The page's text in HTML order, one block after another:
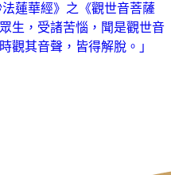
蓮華經》之《觀世音菩薩
生，受諸苦惱，聞是觀世音
觀其音聲，皆得解脫。」